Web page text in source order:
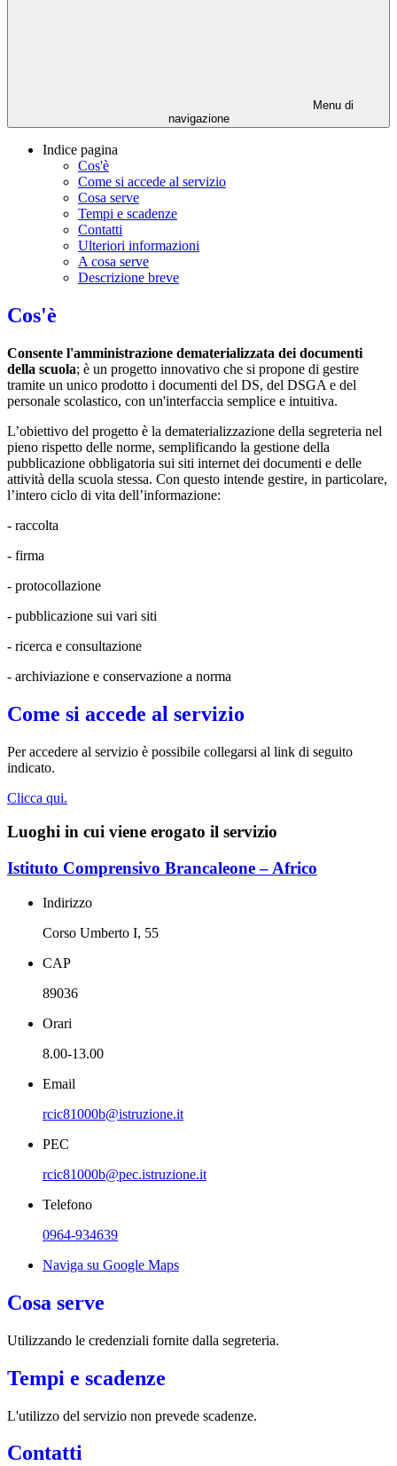
Menu di
navigazione
Indice pagina
Cos'è
Come si accede al servizio
Cosa serve
Tempi e scadenze
Contatti
Ulteriori informazioni
A cosa serve
Descrizione breve
Cos'è
Consente l'amministrazione dematerializzata dei documenti
della scuola; è un progetto innovativo che si propone di gestire
tramite un unico prodotto i documenti del DS, del DSGA e del
personale scolastico, con un'interfaccia semplice e intuitiva.
L’obiettivo del progetto è la dematerializzazione della segreteria nel
pieno rispetto delle norme, semplificando la gestione della
pubblicazione obbligatoria sui siti internet dei documenti e delle
attività della scuola stessa. Con questo intende gestire, in particolare,
l’intero ciclo di vita dell’informazione:
- raccolta
- firma
- protocollazione
- pubblicazione sui vari siti
- ricerca e consultazione
- archiviazione e conservazione a norma
Come si accede al servizio
Per accedere al servizio è possibile collegarsi al link di seguito
indicato.
Clicca qui.
Luoghi in cui viene erogato il servizio
Istituto Comprensivo Brancaleone – Africo
Indirizzo
Corso Umberto I, 55
CAP
89036
Orari
8.00-13.00
Email
rcic81000b@istruzione.it
PEC
rcic81000b@pec.istruzione.it
Telefono
0964-934639
Naviga su Google Maps
Cosa serve
Utilizzando le credenziali fornite dalla segreteria.
Tempi e scadenze
L'utilizzo del servizio non prevede scadenze.
Contatti